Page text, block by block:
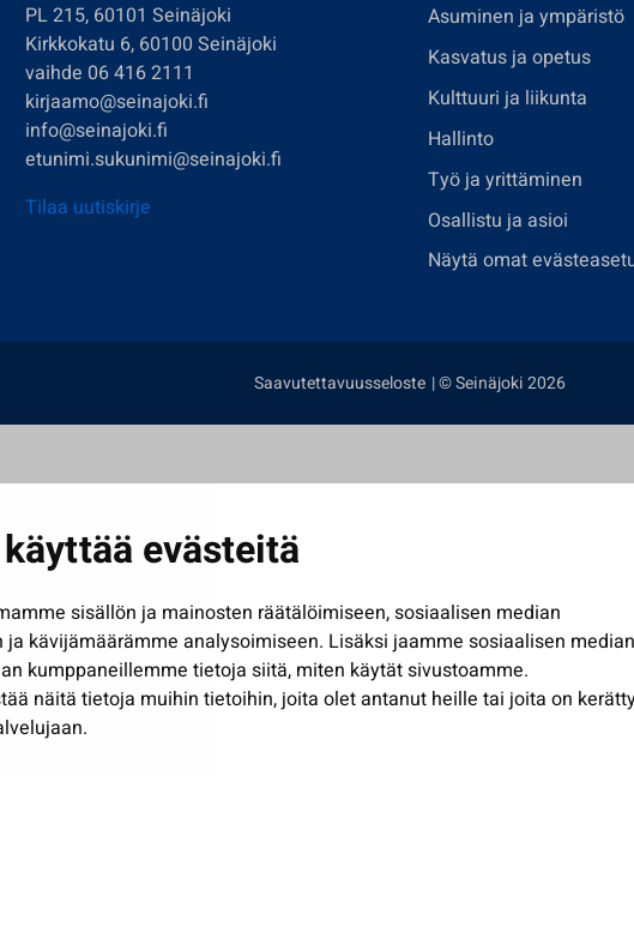
evästeitä
sisällön ja mainosten räätälöimiseen, sosiaalisen median
kävijämäärämme analysoimiseen. Lisäksi jaamme sosiaalisen
kumppaneillemme tietoja siitä, miten käytät sivustoamme.
näitä tietoja muihin tietoihin, joita olet antanut heille tai joita on
PL 215, 60101 Seinäjoki
Kirkkokatu 6, 60100 Seinäjoki
vaihde 06 416 2111
kirjaamo@seinajoki.fi
info@seinajoki.fi
etunimi.sukunimi@seinajoki.fi
Tilaa uutiskirje
Asuminen ja ympäristö
Kasvatus ja opetus
Kulttuuri ja liikunta
Hallinto
Työ ja yrittäminen
Osallistu ja asioi
Näytä omat
Saavutettavuusseloste | © Seinäjoki 2026